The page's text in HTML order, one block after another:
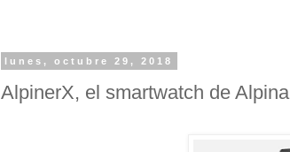
lunes, octubre 29, 2018
AlpinerX, el smartwatch de Alpina